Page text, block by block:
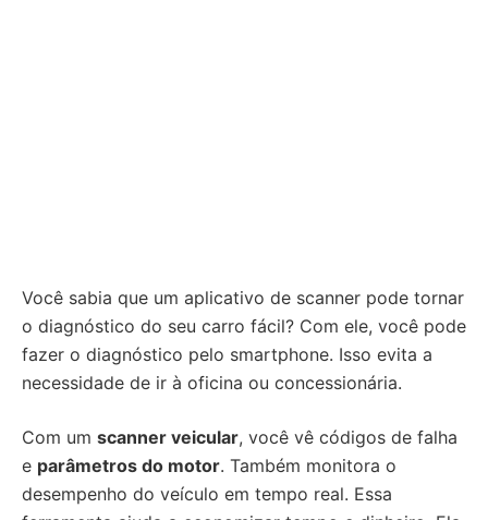
Você sabia que um aplicativo de scanner pode tornar
o diagnóstico do seu carro fácil? Com ele, você pode
fazer o diagnóstico pelo smartphone. Isso evita a
necessidade de ir à oficina ou concessionária.
Com um scanner veicular, você vê códigos de falha
e parâmetros do motor. Também monitora o
desempenho do veículo em tempo real. Essa